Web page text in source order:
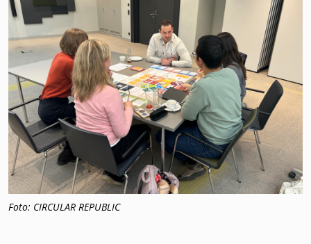
Foto: CIRCULAR REPUBLIC